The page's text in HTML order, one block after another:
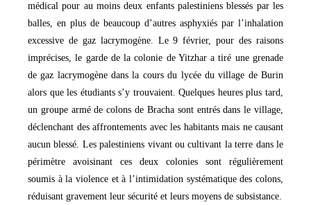
médical pour au moins deux enfants palestiniens blessés par les
balles, en plus de beaucoup d’autres asphyxiés par l’inhalation
excessive de gaz lacrymogène. Le 9 février, pour des raisons
imprécises, le garde de la colonie de Yitzhar a tiré une grenade
de gaz lacrymogène dans la cours du lycée du village de Burin
alors que les étudiants s’y trouvaient. Quelques heures plus tard,
un groupe armé de colons de Bracha sont entrés dans le village,
déclenchant des affrontements avec les habitants mais ne causant
aucun blessé. Les palestiniens vivant ou cultivant la terre dans le
périmètre avoisinant ces deux colonies sont régulièrement
soumis à la violence et à l’intimidation systématique des colons,
réduisant gravement leur sécurité et leurs moyens de subsistance.